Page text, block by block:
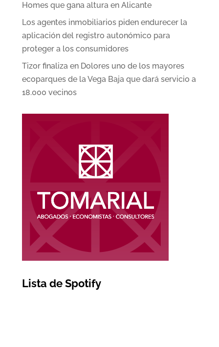
Homes que gana altura en Alicante
Los agentes inmobiliarios piden endurecer la
aplicación del registro autonómico para
proteger a los consumidores
Tizor finaliza en Dolores uno de los mayores
ecoparques de la Vega Baja que dará servicio a
18.000 vecinos
Lista de Spotify